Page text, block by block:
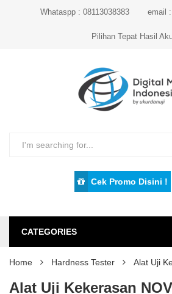
Whataspp : 08113038383 email
Pilihan Tepat Hasil
Cek Promo Disini !
CATEGORIES
Home Hardness Tester Alat Uji
Alat Uji Kekerasan